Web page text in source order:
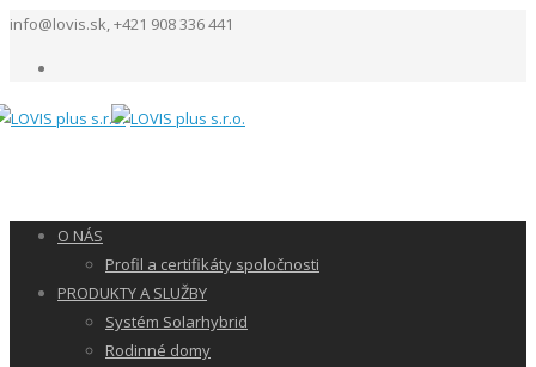
info@lovis.sk, +421 908 336 441
O NÁS
Profil a certifikáty spoločnosti
PRODUKTY A SLUŽBY
Systém Solarhybrid
Rodinné domy